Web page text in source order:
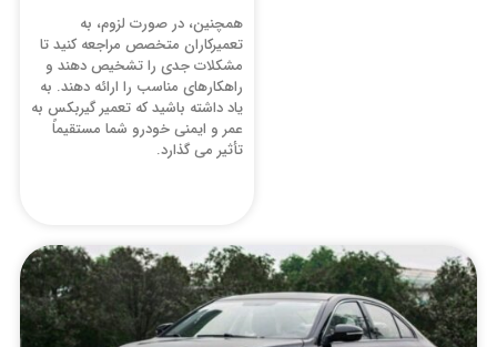
همچنین، در صورت لزوم، به
تعمیرکاران متخصص مراجعه کنید تا
مشکلات جدی را تشخیص دهند و
راهکارهای مناسب را ارائه دهند. به
یاد داشته باشید که تعمیر گیربکس به
عمر و ایمنی خودرو شما مستقیماً
تأثیر می ‌گذارد.